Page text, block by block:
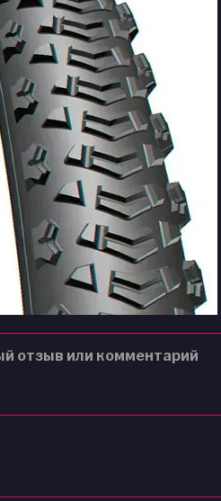
отзыв или комментарий